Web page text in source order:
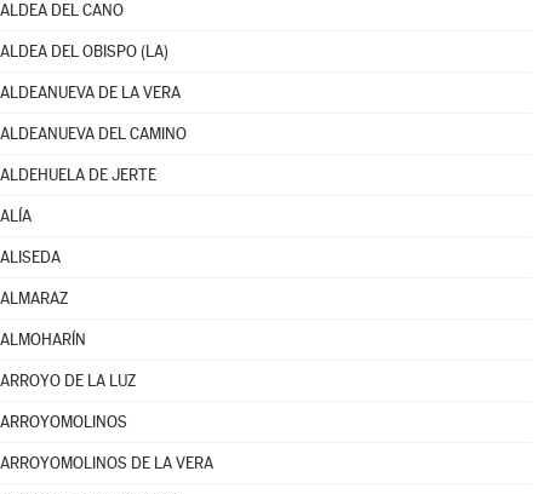
ALDEA DEL CANO
ALDEA DEL OBISPO (LA)
ALDEANUEVA DE LA VERA
ALDEANUEVA DEL CAMINO
ALDEHUELA DE JERTE
ALÍA
ALISEDA
ALMARAZ
ALMOHARÍN
ARROYO DE LA LUZ
ARROYOMOLINOS
ARROYOMOLINOS DE LA VERA